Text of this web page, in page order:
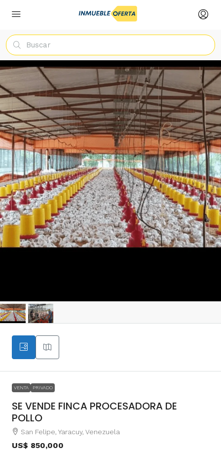
VENTA PRIVADO
SE VENDE FINCA PROCESADORA DE
POLLO
San Felipe, Yaracuy, Venezuela
US$ 850,000